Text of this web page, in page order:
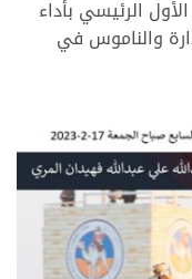
الرئيسي بأداء
والناموس في